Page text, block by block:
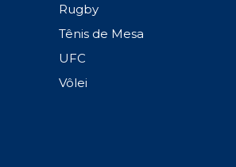
Rugby
Tênis de Mesa
UFC
Vôlei